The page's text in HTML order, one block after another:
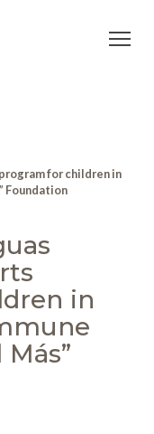
for children in
Foundation
in